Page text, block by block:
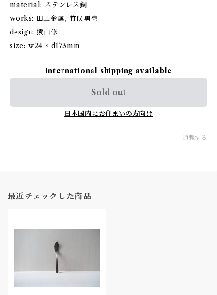
material: ステンレス鋼
works: 田三金属, 竹俣勇壱
design: 猿山修
size: w24 × d173mm
International shipping available
Sold out
日本国内にお住まいの方向け
通報する
最近チェックした商品